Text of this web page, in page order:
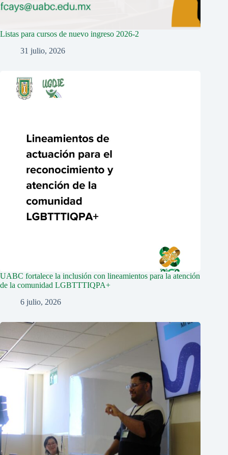
Listas para cursos de nuevo ingreso 2026-2
31 julio, 2026
UABC fortalece la inclusión con lineamientos para la atención
de la comunidad LGBTTTIQPA+
6 julio, 2026